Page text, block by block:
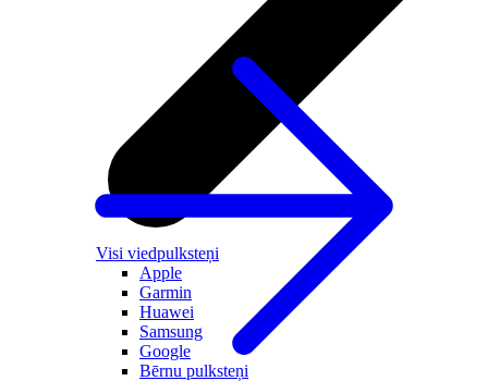
Visi viedpulksteņi
Apple
Garmin
Huawei
Samsung
Google
Bērnu pulksteņi